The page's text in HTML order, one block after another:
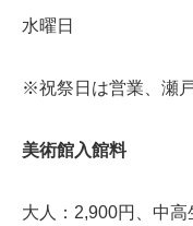
水曜日
※祝祭日は営業、瀬
美術館入館料
大人：2,900円、中高